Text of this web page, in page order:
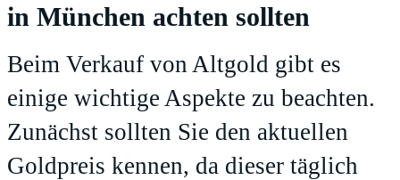
in München achten sollten
Beim Verkauf von Altgold gibt es
einige wichtige Aspekte zu beachten.
Zunächst sollten Sie den aktuellen
Goldpreis kennen, da dieser täglich